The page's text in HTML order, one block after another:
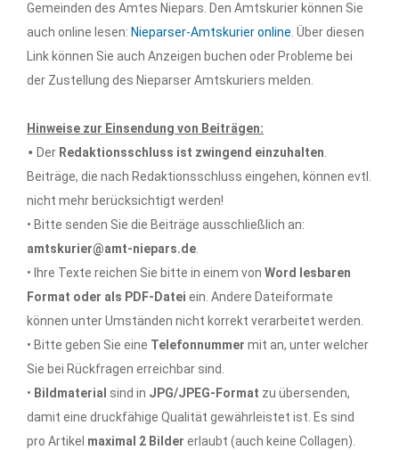
Gemeinden des Amtes Niepars. Den Amtskurier können Sie
auch online lesen: Nieparser-Amtskurier online. Über diesen
Link können Sie auch Anzeigen buchen oder Probleme bei
der Zustellung des Nieparser Amtskuriers melden.
Hinweise zur Einsendung von Beiträgen:
• Der Redaktionsschluss ist zwingend einzuhalten.
Beiträge, die nach Redaktionsschluss eingehen, können evtl.
nicht mehr berücksichtigt werden!
• Bitte senden Sie die Beiträge ausschließlich an:
amtskurier@amt-niepars.de.
• Ihre Texte reichen Sie bitte in einem von Word lesbaren
Format oder als PDF-Datei ein. Andere Dateiformate
können unter Umständen nicht korrekt verarbeitet werden.
• Bitte geben Sie eine Telefonnummer mit an, unter welcher
Sie bei Rückfragen erreichbar sind.
• Bildmaterial sind in JPG/JPEG-Format zu übersenden,
damit eine druckfähige Qualität gewährleistet ist. Es sind
pro Artikel maximal 2 Bilder erlaubt (auch keine Collagen).